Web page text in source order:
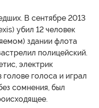
В сентябре 2013
убил 12 человек
здании флота
полицейский.
электрик
голоса и играл
сомнения, был